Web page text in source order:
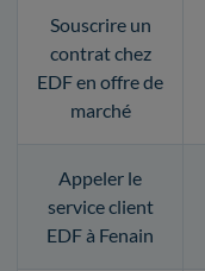
Souscrire un
contrat chez
EDF en offre de
marché
Appeler le
service client
EDF à Fenain